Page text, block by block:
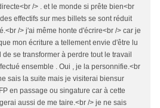
/> . et le monde si prête bien<br
effectifs sur mes billets se sont réduit
/> j'ai même honte d'écrire<br /> car je
mon écriture a tellement envie d'être lu
se transformer à perdre tout le travail
ensemble . Oui , je la personnifie.<br
sais la suite mais je visiterai biensur
en passage ou singature car à cette
aussi de me taire.<br /> je ne sais